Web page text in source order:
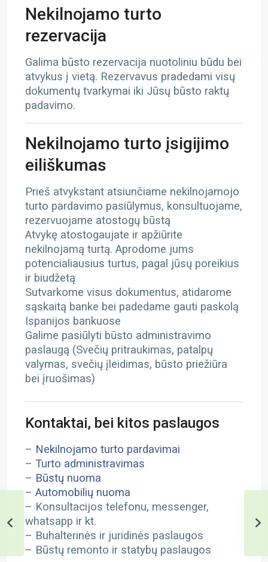
Nekilnojamo turto
rezervacija
Galima būsto rezervacija nuotoliniu būdu bei
atvykus į vietą. Rezervavus pradedami visų
dokumentų tvarkymai iki Jūsų būsto raktų
padavimo.
Nekilnojamo turto įsigijimo
eiliškumas
Prieš atvykstant atsiunčiame nekilnojamojo
turto pardavimo pasiūlymus, konsultuojame,
rezervuojame atostogų būstą
Atvykę atostogaujate ir apžiūrite
nekilnojamą turtą. Aprodome jums
potencialiausius turtus, pagal jūsų poreikius
ir biudžetą
Sutvarkome visus dokumentus, atidarome
sąskaitą banke bei padedame gauti paskolą
Ispanijos bankuose
Galime pasiūlyti būsto administravimo
paslaugą (Svečių pritraukimas, patalpų
valymas, svečių įleidimas, būsto priežiūra
bei įruošimas)
Kontaktai, bei kitos paslaugos
– Nekilnojamo turto pardavimai
– Turto administravimas
– Būstų nuoma
– Automobilių nuoma
– Konsultacijos telefonu, messenger,
whatsapp ir kt.
– Buhalterinės ir juridinės paslaugos
– Būstų remonto ir statybų paslaugos